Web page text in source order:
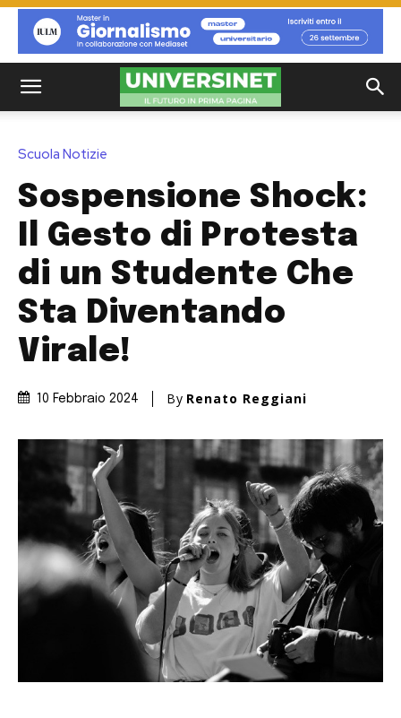
Scuola Notizie
Sospensione Shock:
Il Gesto di Protesta
di un Studente Che
Sta Diventando
Virale!
10 Febbraio 2024 By Renato Reggiani